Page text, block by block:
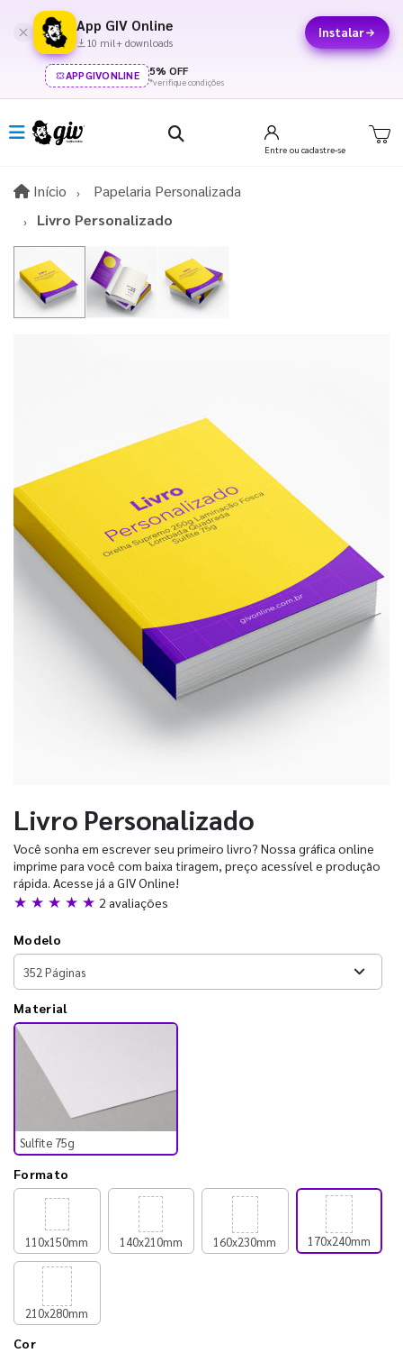
App GIV Online
10 mil+ downloads
Instalar
APPGIVONLINE 5% OFF
*verifique condições
Entre ou cadastre-se
Início InícioPapelaria Personalizada
Livro Personalizado
Livro Personalizado
Você sonha em escrever seu primeiro livro? Nossa gráfica online
imprime para você com baixa tiragem, preço acessível e produção
rápida. Acesse já a GIV Online!
★ ★ ★ ★ ★ 2 avaliações
Modelo
Material
Sulfite 75g
Formato
110x150mm 140x210mm 160x230mm 170x240mm
210x280mm
Cor